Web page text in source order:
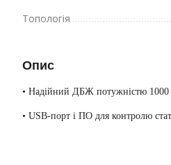
Топологія
Опис
• Надійний ДБЖ потужністю 1000
• USB-порт і ПО для контролю